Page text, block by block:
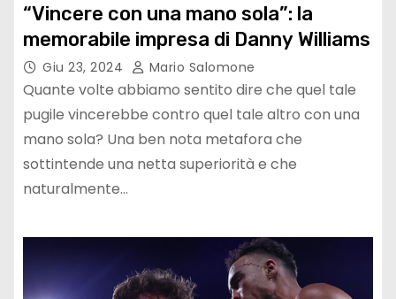
“Vincere con una mano sola”: la
memorabile impresa di Danny Williams
Giu 23, 2024 Mario Salomone
Quante volte abbiamo sentito dire che quel tale
pugile vincerebbe contro quel tale altro con una
mano sola? Una ben nota metafora che
sottintende una netta superiorità e che
naturalmente…